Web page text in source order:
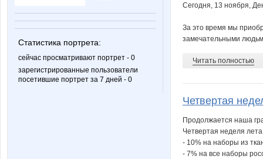
Статистика портрета:
сейчас просматривают портрет - 0
зарегистрированные пользователи
посетившие портрет за 7 дней - 0
Сегодня, 13 ноября,
За это время мы
замечательными
Читать полностью
Четвертая
Продолжается наша
Четвертая неделя
- 10% на наборы из
- 7% на все наборы